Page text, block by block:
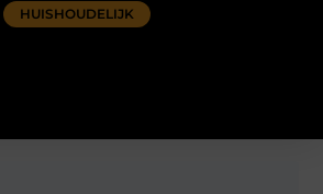
HUISHOUDELIJK